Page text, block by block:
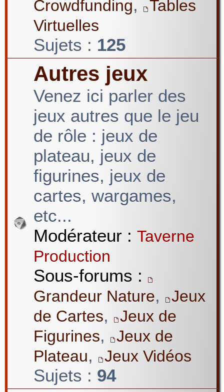
Crowdfunding,
Tables
Virtuelles
Sujets : 125
Autres jeux
Venez ici parler des
jeux autres que le jeu
de rôle : jeux de
plateau, jeux de
figurines, jeux de
cartes, wargames,
etc...
Modérateur : Taverne
Production
Sous-forums :
Grandeur Nature,
Jeux
de Cartes,
Jeux de
Figurines,
Jeux de
Plateau, Jeux Vidéos
Sujets : 94